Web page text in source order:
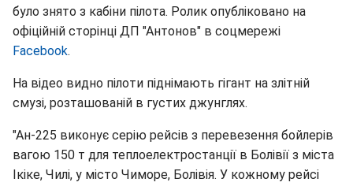
було знято з кабіни пілота. Ролик опубліковано на
офіційній сторінці ДП "Антонов" в соцмережі
Facebook.
На відео видно пілоти піднімають гігант на злітній
смузі, розташованій в густих джунглях.
"Ан-225 виконує серію рейсів з перевезення бойлерів
вагою 150 т для теплоелектростанції в Болівії з міста
Ікіке, Чилі, у місто Чиморе, Болівія. У кожному рейсі